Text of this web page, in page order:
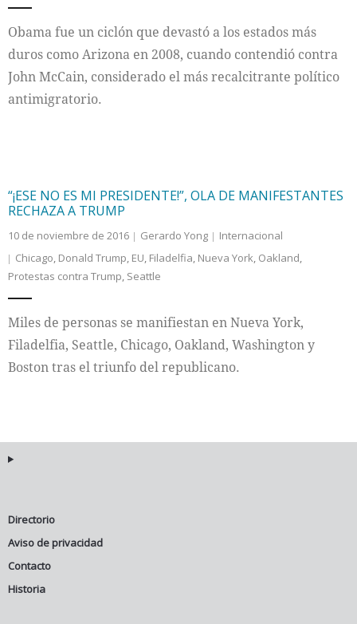
Obama fue un ciclón que devastó a los estados más
duros como Arizona en 2008, cuando contendió contra
John McCain, considerado el más recalcitrante político
antimigratorio.
“¡ESE NO ES MI PRESIDENTE!”, OLA DE MANIFESTANTES
RECHAZA A TRUMP
10 de noviembre de 2016 Gerardo Yong
Internacional
Chicago, Donald Trump, EU, Filadelfia, Nueva York, Oakland,
Protestas contra Trump, Seattle
Miles de personas se manifiestan en Nueva York,
Filadelfia, Seattle, Chicago, Oakland, Washington y
Boston tras el triunfo del republicano.
Directorio
Aviso de privacidad
Contacto
Historia